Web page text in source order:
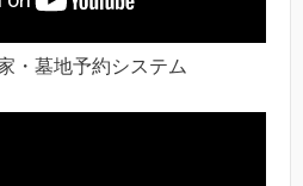
・墓地予約システム